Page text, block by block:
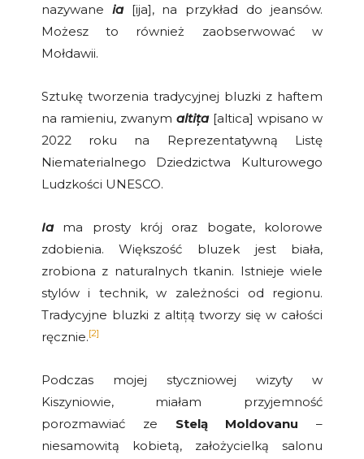
nazywane ia[ija], na przykład do jeansów.
Możesz to również zaobserwować w
Mołdawii.
Sztukę tworzenia tradycyjnej bluzki z haftem
na ramieniu, zwanym altița[altica] wpisano w
2022 roku na Reprezentatywną Listę
Niematerialnego Dziedzictwa Kulturowego
Ludzkości UNESCO.
Iama prosty krój oraz bogate, kolorowe
zdobienia. Większość bluzek jest biała,
zrobiona z naturalnych tkanin. Istnieje wiele
stylów i technik, w zależności od regionu.
Tradycyjne bluzki z altițą tworzy się w całości
ręcznie.[2]
Podczas mojej styczniowej wizyty w
Kiszyniowie, miałam przyjemność
porozmawiać ze Stelą Moldovanu–
niesamowitą kobietą, założycielką salonu